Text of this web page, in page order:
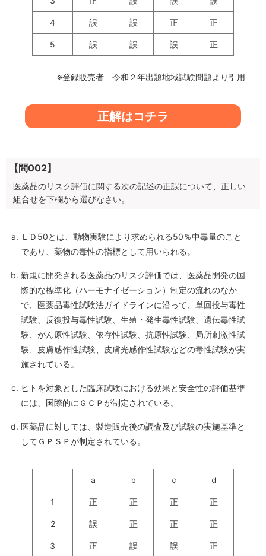
4 誤 誤 正 正
5 誤 誤 誤 正
※登録販売者 令和２年出題地域試験問題より引用
正解はコチラ
【問002】
医薬品のリスク評価に関する次の記述の正誤について、正しい
組合せを下欄から選びなさい。
ＬＤ50とは、動物実験により求められる50％中毒量のこと
であり、薬物の毒性の指標として用いられる。
新規に開発される医薬品のリスク評価では、医薬品開発の国
際的な標準化（ハーモナイゼーション）制定の流れのなか
で、医薬品毒性試験法ガイドラインに沿って、単回投与毒性
試験、反復投与毒性試験、生殖・発生毒性試験、遺伝毒性試
験、がん原性試験、依存性試験、抗原性試験、局所刺激性試
験、皮膚感作性試験、皮膚光感作性試験などの毒性試験が実
施されている。
ヒトを対象とした臨床試験における効果と安全性の評価基準
には、国際的にＧＣＰが制定されている。
医薬品に対しては、製造販売後の調査及び試験の実施基準と
してＧＰＳＰが制定されている。
ａ ｂ ｃ ｄ
1 正 正 正 正
2 誤 正 正 正
3 正 誤 誤 正